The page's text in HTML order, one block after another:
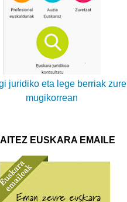
juridiko eta lege berriak zure
mugikorrean
EUSKARA EMAILE